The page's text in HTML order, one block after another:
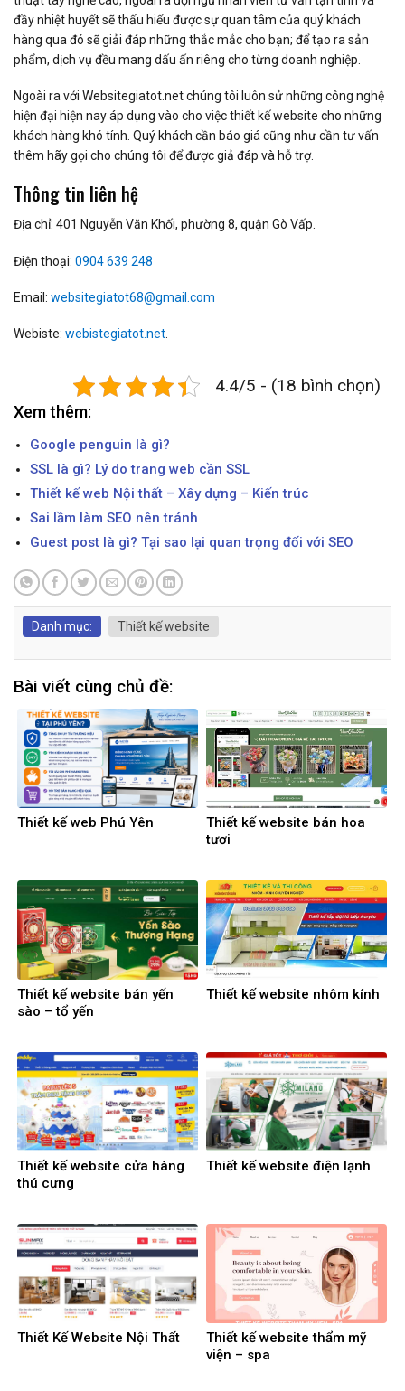
đầy nhiệt huyết sẽ thấu hiểu được sự quan tâm của quý khách
hàng qua đó sẽ giải đáp những thắc mắc cho bạn; để tạo ra sản
phẩm, dịch vụ đều mang dấu ấn riêng cho từng doanh nghiệp.
Ngoài ra với Websitegiatot.net chúng tôi luôn sử những công nghệ
hiện đại hiện nay áp dụng vào cho việc thiết kế website cho những
khách hàng khó tính. Quý khách cần báo giá cũng như cần tư vấn
thêm hãy gọi cho chúng tôi để được giả đáp và hỗ trợ.
Thông tin liên hệ
Địa chỉ: 401 Nguyễn Văn Khối, phường 8, quận Gò Vấp.
Điện thoại: 0904 639 248
Email: websitegiatot68@gmail.com
Webiste: webistegiatot.net
4.4/5 - (18 bình chọn)
Xem thêm:
Google penguin là gì?
SSL là gì? Lý do trang web cần SSL
Thiết kế web Nội thất – Xây dựng – Kiến trúc
Sai lầm làm SEO nên tránh
Guest post là gì? Tại sao lại quan trọng đối với SEO
Danh mục: Thiết kế website
Bài viết cùng chủ đề:
Thiết kế web Phú Yên
Thiết kế website bán hoa
tươi
Thiết kế website bán yến
sào – tổ yến
Thiết kế website nhôm kính
Thiết kế website cửa hàng
thú cưng
Thiết kế website điện lạnh
Thiết Kế Website Nội Thất
Thiết kế website thẩm mỹ
viện – spa